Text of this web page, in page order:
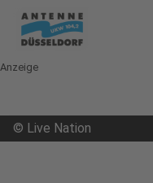
Anzeige
© Live Nation